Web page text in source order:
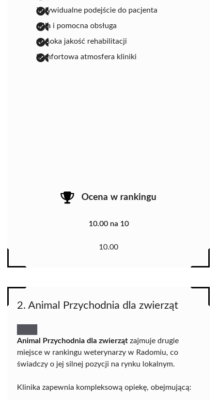
indywidualne podejście do pacjenta
miła i pomocna obsługa
wysoka jakość rehabilitacji
komfortowa atmosfera kliniki
Ocena w rankingu
10.00 na 10
10.00
2. Animal Przychodnia dla zwierząt
Animal Przychodnia dla zwierząt zajmuje drugie
miejsce w rankingu weterynarzy w Radomiu, co
świadczy o jej silnej pozycji na rynku lokalnym.
Klinika zapewnia kompleksową opiekę, obejmującą: